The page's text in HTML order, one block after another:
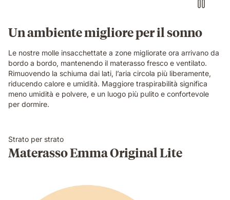
Un ambiente migliore per il sonno
Le nostre molle insacchettate a zone migliorate ora arrivano da
bordo a bordo, mantenendo il materasso fresco e ventilato.
Rimuovendo la schiuma dai lati, l’aria circola più liberamente,
riducendo calore e umidità. Maggiore traspirabilità significa
meno umidità e polvere, e un luogo più pulito e confortevole
per dormire.
Strato per strato
Materasso Emma Original Lite